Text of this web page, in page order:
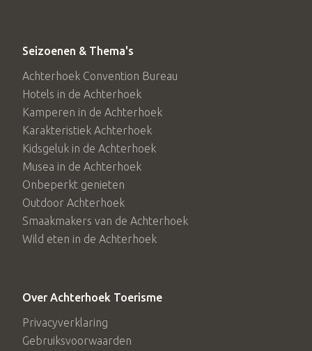
Seizoenen & Thema's
Achterhoek Convention Bureau
Hotels in de Achterhoek
Kamperen in de Achterhoek
Karakteristiek Achterhoek
Kidsgeluk in de Achterhoek
Musea in de Achterhoek
Onbeperkt genieten
Outdoor Achterhoek
Smaakmakers van de Achterhoek
Wild eten in de Achterhoek
Over Achterhoek Toerisme
Privacyverklaring
Gebruiksvoorwaarden